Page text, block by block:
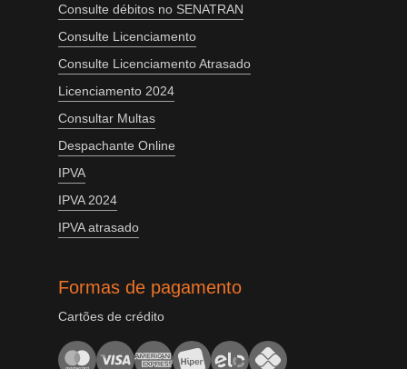
Consulte débitos no SENATRAN
Consulte Licenciamento
Consulte Licenciamento Atrasado
Licenciamento 2024
Consultar Multas
Despachante Online
IPVA
IPVA 2024
IPVA atrasado
Formas de pagamento
Cartões de crédito